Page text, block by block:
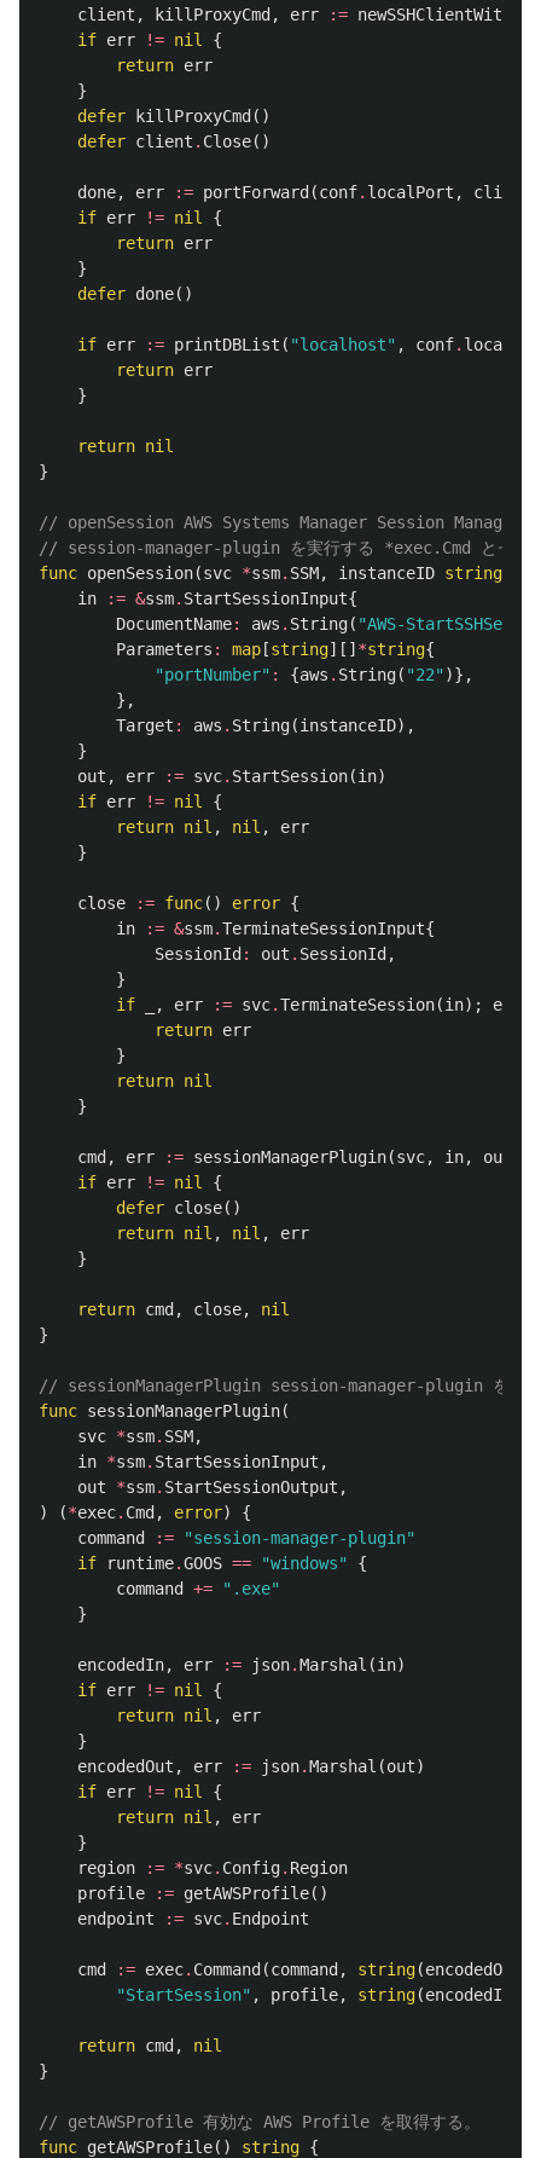
client , killProxyCmd , err :=
if err != nil
{
return err
}
defer
killProxyCmd ()
defer client . Close()
done, err := portForward (conf. localPort , client
if err != nil
{
return err
}
defer done()
if err := printDBList ( "localhost" , conf.
return err
}
return nil
}
// openSession AWS Systems Manager Session Manager
// session-manager-plugin を実行する *exec.Cmd とセッシ
func openSession(svc *ssm. SSM, instanceID string
in
:= &ssm. StartSessionInput{
DocumentName: aws . String( "AWS-
Parameters : map [string][] *string{
"portNumber" : {aws . String( "22" )},
},
Target : aws . String(instanceID),
}
out , err := svc. StartSession(in)
if err != nil
{
return nil , nil ,
err
}
close := func() error {
in
:= &ssm.TerminateSessionInput{
SessionId : out . SessionId ,
}
if
, err := svc.TerminateSession(in); err
return err
}
return nil
}
cmd , err := sessionManagerPlugin(svc, in, out
if err != nil
{
defer close()
return nil , nil ,
err
}
return cmd , close,
nil
}
// sessionManagerPlugin session-manager-plugin を実行
func sessionManagerPlugin(
svc *ssm. SSM,
in *ssm. StartSessionInput ,
out
*ssm. StartSessionOutput ,
)
(*exec. Cmd , error)
{
command
:=
"session-manager-plugin"
if
runtime.GOOS == "windows"
{
command
+=
".exe"
}
encodedIn, err := json.Marshal (in)
if err != nil
{
return nil ,
err
}
encodedOut , err := json.Marshal (out)
if err != nil
{
return nil ,
err
}
region
:= *svc. Config. Region
profile
:= getAWSProfile()
endpoint
:= svc. Endpoint
cmd := exec. Command (command , string(encodedOut
"StartSession" , profile, string(encodedIn
return cmd ,
nil
}
// getAWSProfile 有効な AWS Profile を取得する。
func getAWSProfile() string {